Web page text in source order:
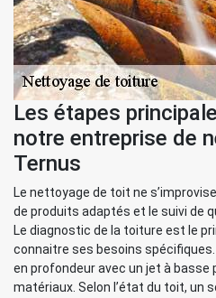
Les étapes
notre entreprise de
Ternus
Le nettoyage de toit ne
de produits adaptés et le suivi de
Le diagnostic de la toiture est le
connaitre ses besoins
en profondeur avec un jet à basse
matériaux. Selon l’état du toit, un